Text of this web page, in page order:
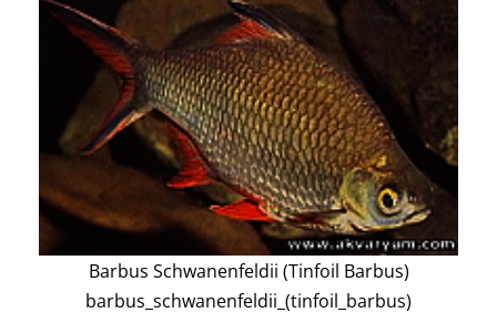
Barbus Schwanenfeldii (Tinfoil Barbus)
barbus_schwanenfeldii_(tinfoil_barbus)